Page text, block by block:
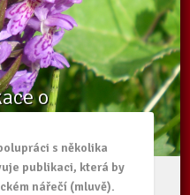
o
o kopanickém nářečí
s několika
publikaci, která by
nářečí (mluvě).